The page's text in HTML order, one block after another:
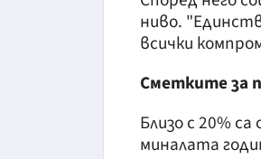
ниво.
всички
Сметките за
Близо с 20%
миналата